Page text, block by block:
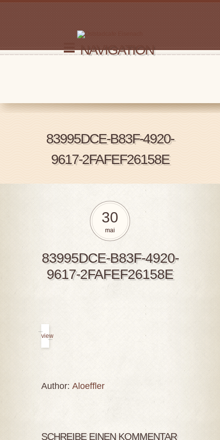
NAVIGATION
83995DCE-B83F-4920-
9617-2FAFEF26158E
30
mai
83995DCE-B83F-4920-
9617-2FAFEF26158E
view
Author: Aloeffler
SCHREIBE EINEN KOMMENTAR